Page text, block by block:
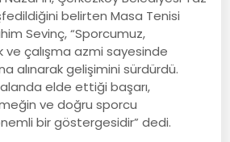
belirten Masa Tenisi
Sevinç, “Sporcumuz,
çalışma azmi sayesinde
alınarak gelişimini sürdürdü.
elde ettiği başarı,
ve doğru sporcu
bir göstergesidir” dedi.